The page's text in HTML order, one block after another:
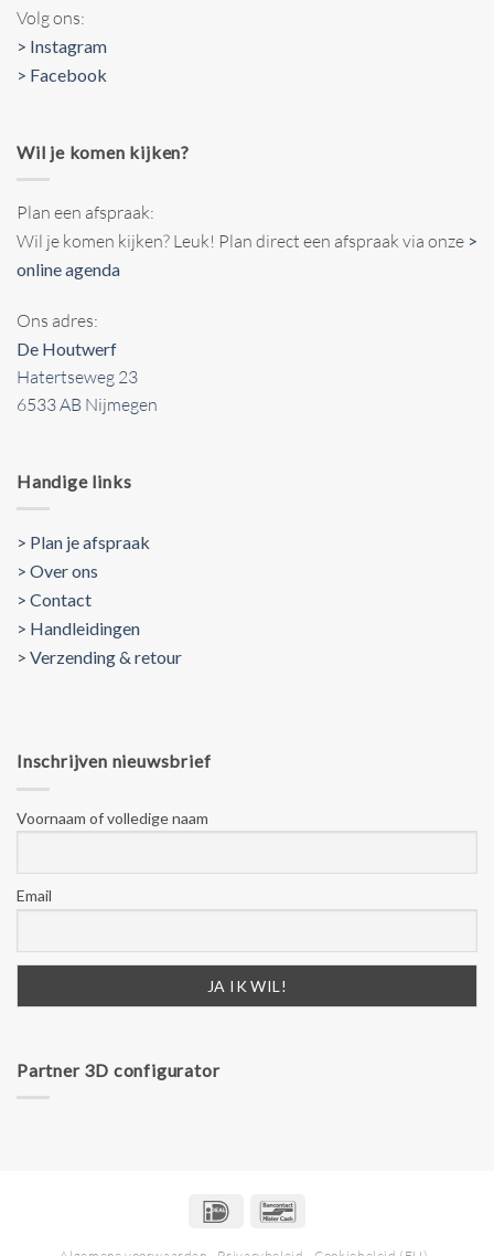
Volg ons:
> Instagram
> Facebook
Wil je komen kijken?
Plan een afspraak:
Wil je komen kijken? Leuk! Plan direct een afspraak via onze >
online agenda
Ons adres:
De Houtwerf
Hatertseweg 23
6533 AB Nijmegen
Handige links
> Plan je afspraak
> Over ons
> Contact
> Handleidingen
> Verzending & retour
Inschrijven nieuwsbrief
Voornaam of volledige naam
Email
Partner 3D configurator
IDeal